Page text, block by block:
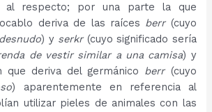
al respecto; por una parte la que
deriva de las raíces berr(cuyo
desnudo) y serkr(cuyo significado sería
de vestir similar a una camisa) y
que deriva del germánico berr(cuyo
) aparentemente en referencia al
utilizar pieles de animales con las